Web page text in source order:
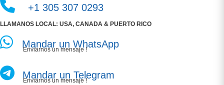
+1 305 307 0293
LLAMANOS LOCAL: USA, CANADA & PUERTO RICO
Mandar un WhatsApp
Enviarnos un mensaje !
Mandar un Telegram
Enviarnos un mensaje !